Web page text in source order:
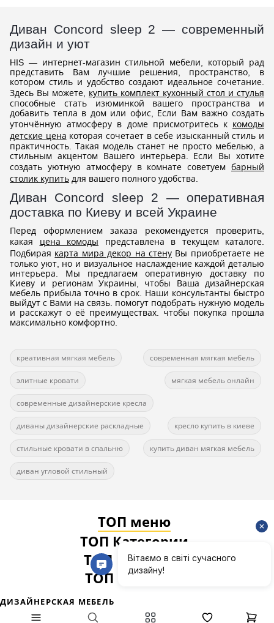
Диван Concord sleep 2 — современный
дизайн и уют
HIS — интернет-магазин стильной мебели, который рад
представить Вам лучшие решения, пространство, в
котором стиль и удобство создают идеальное сочетание.
Здесь Вы можете, купить комплект кухонный стол и стулья
способные стать изюминкой вашего пространства и
добавить тепла в дом или офис, Если Вам важно создать
утончённую атмосферу в доме присмотритесь к комоды
детские цена которая сочетает в себе изысканный стиль и
практичность. Такая модель станет не просто мебелью, а
стильным акцентом Вашего интерьера. Если Вы хотите
создать уютную атмосферу в комнате советуем барный
столик купить для вашего полного удобства.
Диван Concord sleep 2 — оперативная
доставка по Киеву и всей Украине
Перед оформлением заказа рекомендуется проверить,
какая цена комоды представлена в текущем каталоге.
Подбирая карта мира декор на стенуВы приобретаете не
только уют, но и визуальное наслаждение каждой деталью
интерьера. Мы предлагаем оперативную доставку по
Киеву и регионам Украины, чтобы Ваша дизайнерская
мебель прибыла точно в срок. Наши консультанты быстро
выйдут с Вами на связь. помогут подобрать нужную модель
и расскажут о её преимуществах. чтобы покупка прошла
максимально комфортно.
креативная мягкая мебель современная мягкая мебель
элитные кровати мягкая мебель онлайн
современные дизайнерские кресла
диваны дизайнерские раскладные кресло купить в киеве
стильные кровати в спальню купить диван мягкая мебель
диван угловой стильный
ТОП меню
ТОП Категории
ТОП Карточки
ТОП Фильтры